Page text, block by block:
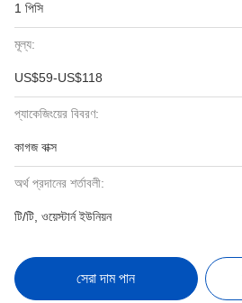
1 পিসি
মূল্য:
US$59-US$118
প্যাকেজিংয়ের বিবরণ:
কাগজ বাক্স
অর্থ প্রদানের শর্তাবলী:
টি/টি, ওয়েস্টার্ন ইউনিয়ন
সেরা দাম পান